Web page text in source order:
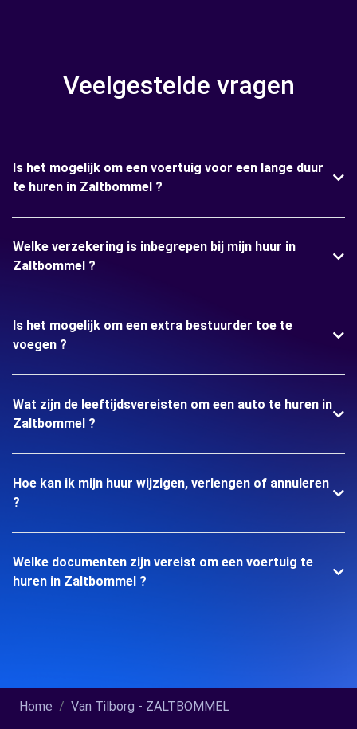
Veelgestelde vragen
Is het mogelijk om een voertuig voor een lange duur
te huren in Zaltbommel ?
Welke verzekering is inbegrepen bij mijn huur in
Zaltbommel ?
Is het mogelijk om een extra bestuurder toe te
voegen ?
Wat zijn de leeftijdsvereisten om een auto te huren in
Zaltbommel ?
Hoe kan ik mijn huur wijzigen, verlengen of annuleren
?
Welke documenten zijn vereist om een voertuig te
huren in Zaltbommel ?
Home Van Tilborg - ZALTBOMMEL